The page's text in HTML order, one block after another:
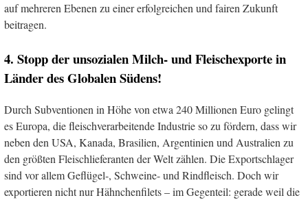
auf mehreren Ebenen zu einer erfolgreichen und fairen Zukunft
beitragen.
4. Stopp der unsozialen Milch- und Fleischexporte in
Länder des Globalen Südens!
Durch Subventionen in Höhe von etwa 240 Millionen Euro gelingt
es Europa, die fleischverarbeitende Industrie so zu fördern, dass wir
neben den USA, Kanada, Brasilien, Argentinien und Australien zu
den größten Fleischlieferanten der Welt zählen. Die Exportschlager
sind vor allem Geflügel-, Schweine- und Rindfleisch. Doch wir
exportieren nicht nur Hähnchenfilets – im Gegenteil: gerade weil die